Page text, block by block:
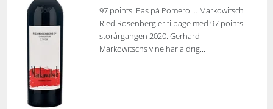
97 points. Pas på Pomerol… Markowitsch
Ried Rosenberg er tilbage med 97 points i
storårgangen 2020. Gerhard
Markowitschs vine har aldrig...